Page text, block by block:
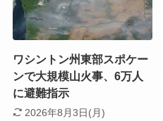
ワシントン州東部スポケー
ンで大規模山火事、6万人
に避難指示
2026年8月3日(月)